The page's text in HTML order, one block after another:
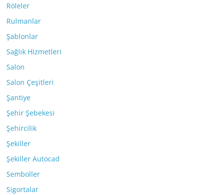
Röleler
Rulmanlar
Şablonlar
Sağlık Hizmetleri
Salon
Salon Çeşitleri
Şantiye
Şehir Şebekesi
Şehircilik
Şekiller
Şekiller Autocad
Semboller
Sigortalar